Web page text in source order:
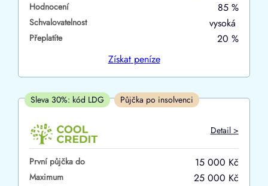
Po insolvenci
ano
ne
V hotovosti
ano
Hodnocení 85 %
Schvalovatelnost vysoká
Přeplatíte
20 %
Získatpeníze
Sleva 30%: kód LDG Půjčka po insolvenci
Detail >
První půjčka do 15 000 Kč
Maximum 25 000 Kč